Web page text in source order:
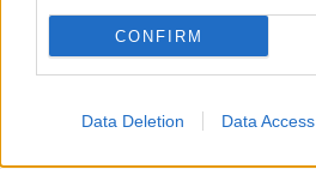
CONFIRM
Data Deletion Data Access
Citera